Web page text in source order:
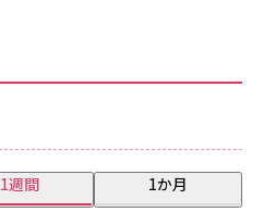
1週間 1か月